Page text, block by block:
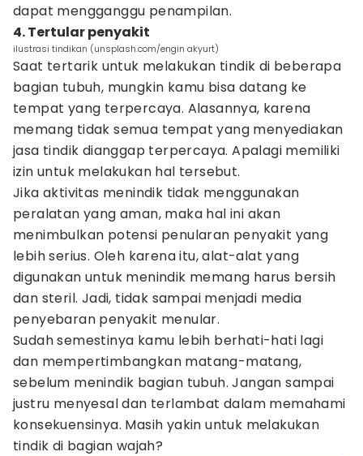
dapat mengganggu penampilan.
4. Tertular penyakit
ilustrasi tindikan (unsplash.com/engin akyurt)
Saat tertarik untuk melakukan tindik di beberapa
bagian tubuh, mungkin kamu bisa datang ke
tempat yang terpercaya. Alasannya, karena
memang tidak semua tempat yang menyediakan
jasa tindik dianggap terpercaya. Apalagi memiliki
izin untuk melakukan hal tersebut.
Jika aktivitas menindik tidak menggunakan
peralatan yang aman, maka hal ini akan
menimbulkan potensi penularan penyakit yang
lebih serius. Oleh karena itu, alat-alat yang
digunakan untuk menindik memang harus bersih
dan steril. Jadi, tidak sampai menjadi media
penyebaran penyakit menular.
Sudah semestinya kamu lebih berhati-hati lagi
dan mempertimbangkan matang-matang,
sebelum menindik bagian tubuh. Jangan sampai
justru menyesal dan terlambat dalam memahami
konsekuensinya. Masih yakin untuk melakukan
tindik di bagian wajah?